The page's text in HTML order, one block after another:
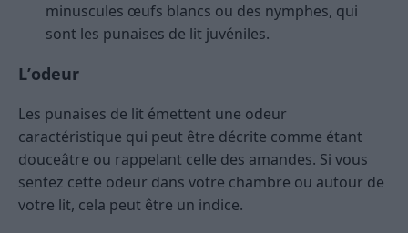
minuscules œufs blancs ou des nymphes, qui
sont les punaises de lit juvéniles.
L’odeur
Les punaises de lit émettent une odeur
caractéristique qui peut être décrite comme étant
douceâtre ou rappelant celle des amandes. Si vous
sentez cette odeur dans votre chambre ou autour de
votre lit, cela peut être un indice.